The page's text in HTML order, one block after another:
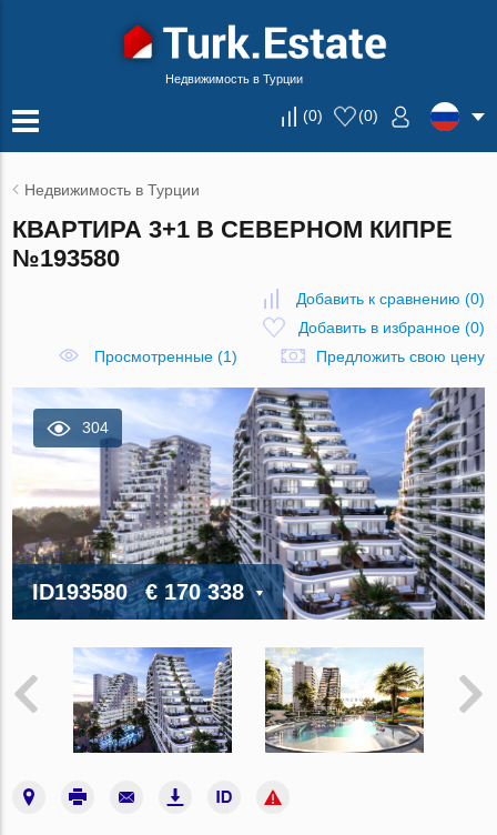
Недвижимость в Турции
(0) (0)
Недвижимость в Турции
КВАРТИРА 3+1 В СЕВЕРНОМ КИПРЕ
№193580
Добавить к сравнению (0)
Добавить в избранное(0)
Просмотренные (1)
Предложить свою цену
304
ID193580 € 170 338